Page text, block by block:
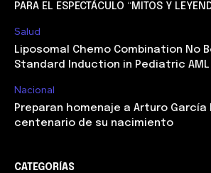
PARA EL ESPECTÁCULO “MITOS Y
Salud
Liposomal Chemo Combination No
Standard Induction in Pediatric AML
Nacional
Preparan homenaje a Arturo García
centenario de su nacimiento
CATEGORÍAS